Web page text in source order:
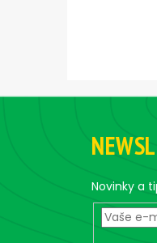
F
Novinky a